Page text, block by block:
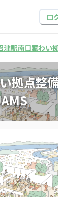
ロ
津駅南口賑わい
拠点整